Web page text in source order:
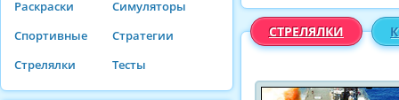
Раскраски
Симуляторы
Спортивные
Стратегии
Стрелялки
Тесты
СТРЕЛЯЛКИ